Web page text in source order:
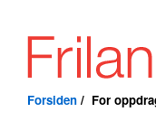
Forsiden / For